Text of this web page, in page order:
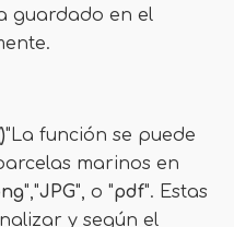
guardado en el
"La función se puede
marinos en
","JPG", o "pdf". Estas
y según el